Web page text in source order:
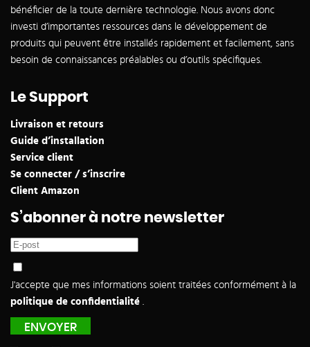
bénéficier de la toute dernière technologie. Nous avons donc
investi d’importantes ressources dans le développement de
produits qui peuvent être installés rapidement et facilement, sans
besoin de connaissances préalables ou d’outils spécifiques.
Le Support
Livraison et retours
Guide d’installation
Service client
Se connecter / s’inscrire
Client Amazon
S’abonner à notre newsletter
J'accepte que mes informations soient traitées conformément à la
politique de confidentialité .